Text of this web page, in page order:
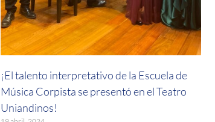
¡El talento interpretativo de la Escuela de
Música Corpista se presentó en el Teatro
Uniandinos!